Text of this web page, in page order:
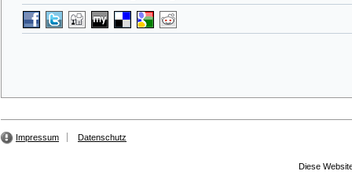
Impressum Datenschutz
Diese